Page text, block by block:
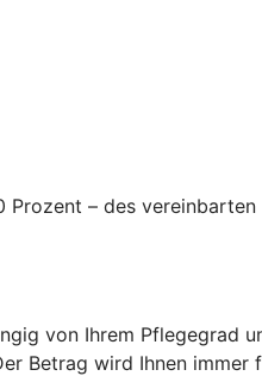
Prozent – des vereinbarten
von Ihrem Pflegegrad
Betrag wird Ihnen immer